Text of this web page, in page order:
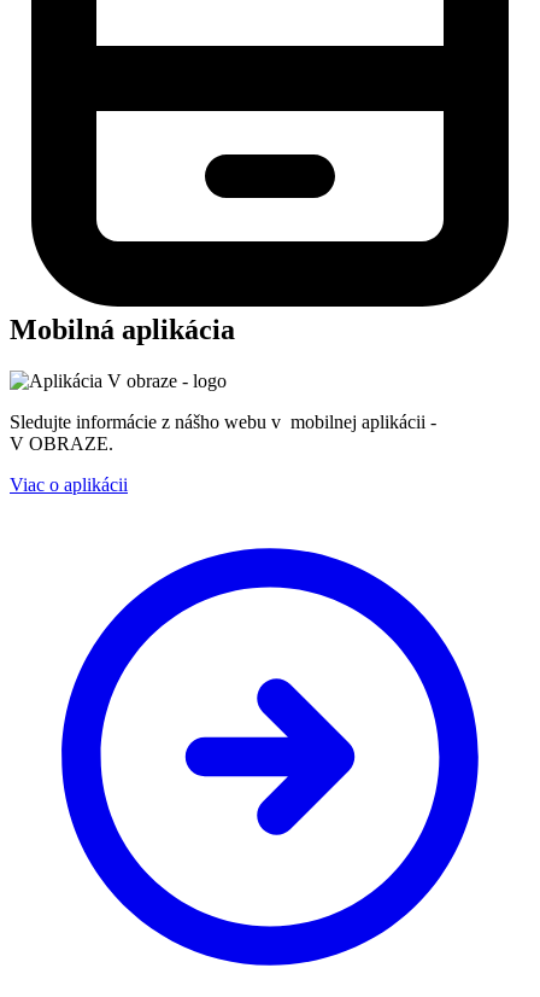
Mobilná aplikácia
Sledujte informácie z nášho webu v mobilnej aplikácii -
V OBRAZE.
Viac o aplikácii